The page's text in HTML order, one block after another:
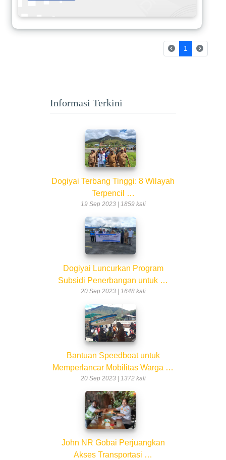
1 (current)
Informasi Terkini
Dogiyai Terbang Tinggi: 8 Wilayah
Terpencil …
19 Sep 2023 | 1859 kali
Dogiyai Luncurkan Program
Subsidi Penerbangan untuk …
20 Sep 2023 | 1648 kali
Bantuan Speedboat untuk
Memperlancar Mobilitas Warga …
20 Sep 2023 | 1372 kali
John NR Gobai Perjuangkan
Akses Transportasi …